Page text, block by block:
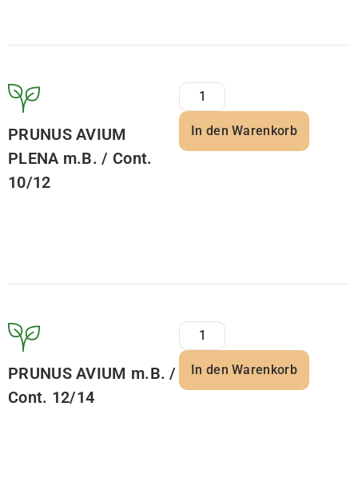
PRUNUS AVIUM
PLENA m.B. / Cont.
10/12
In den Warenkorb
PRUNUS AVIUM m.B. /
Cont. 12/14
In den Warenkorb